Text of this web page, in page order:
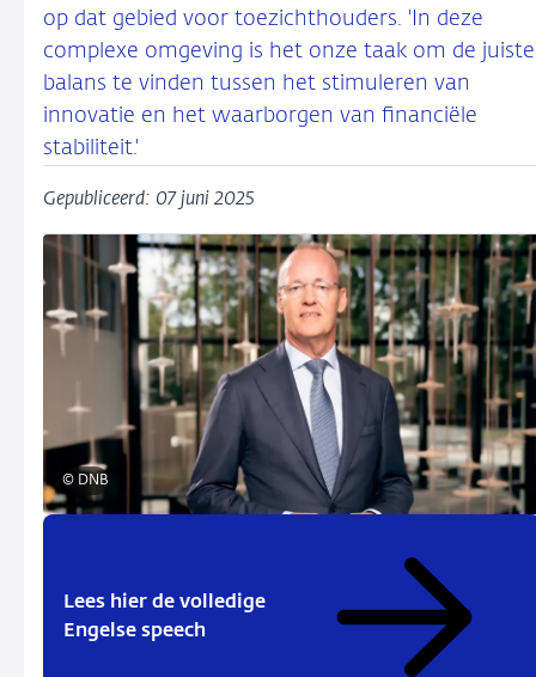
op dat gebied voor toezichthouders. 'In deze
complexe omgeving is het onze taak om de juiste
balans te vinden tussen het stimuleren van
innovatie en het waarborgen van financiële
stabiliteit.'
Gepubliceerd: 07 juni 2025
© DNB
Lees hier de volledige
Engelse speech